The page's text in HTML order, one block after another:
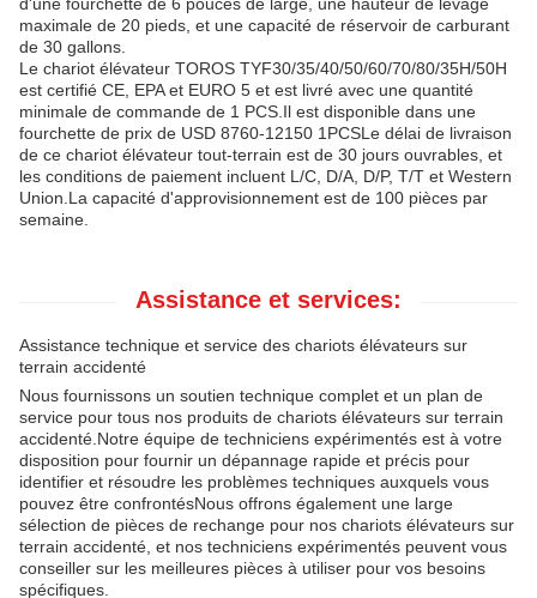
maximale de 20 pieds, et une capacité de réservoir de carburant
de 30 gallons.
Le chariot élévateur TOROS TYF30/35/40/50/60/70/80/35H/50H
est certifié CE, EPA et EURO 5 et est livré avec une quantité
minimale de commande de 1 PCS.Il est disponible dans une
fourchette de prix de USD 8760-12150 1PCSLe délai de livraison
de ce chariot élévateur tout-terrain est de 30 jours ouvrables, et
les conditions de paiement incluent L/C, D/A, D/P, T/T et Western
Union.La capacité d'approvisionnement est de 100 pièces par
semaine.
Assistance et services:
Assistance technique et service des chariots élévateurs sur
terrain accidenté
Nous fournissons un soutien technique complet et un plan de
service pour tous nos produits de chariots élévateurs sur terrain
accidenté.Notre équipe de techniciens expérimentés est à votre
disposition pour fournir un dépannage rapide et précis pour
identifier et résoudre les problèmes techniques auxquels vous
pouvez être confrontésNous offrons également une large
sélection de pièces de rechange pour nos chariots élévateurs sur
terrain accidenté, et nos techniciens expérimentés peuvent vous
conseiller sur les meilleures pièces à utiliser pour vos besoins
spécifiques.